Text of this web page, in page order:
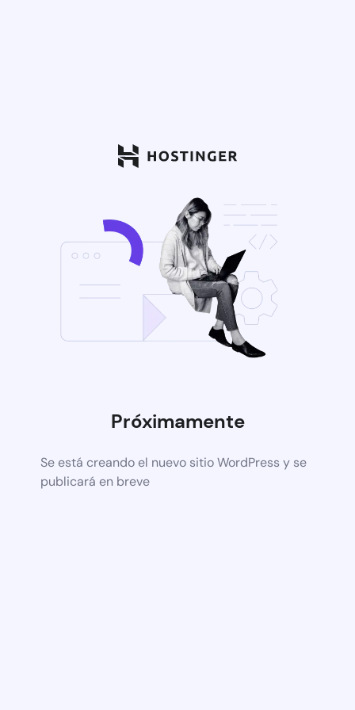
Próximamente
Se está creando el nuevo sitio WordPress y se
publicará en breve